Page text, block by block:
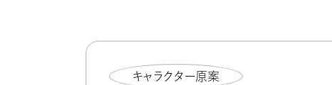
キャラクター原案